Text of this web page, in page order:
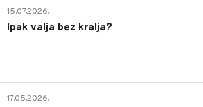
15.07.2026.
Ipak valja bez kralja?
17.05.2026.